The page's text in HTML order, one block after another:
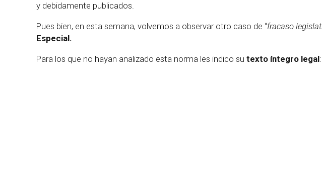
y debidamente publicados.
Pues bien, en esta semana, volvemos a observar otro caso de “fracaso
Especial.
Para los que no hayan analizado esta norma les indico su texto íntegro legal: